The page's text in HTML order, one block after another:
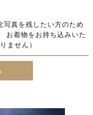
写真を残したい方のため
お着物をお持ち込みいた
ません）